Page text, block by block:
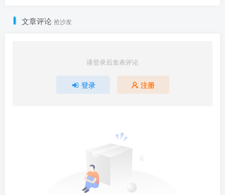
文章评论 抢沙发
请登录后发表评论
登录 注册